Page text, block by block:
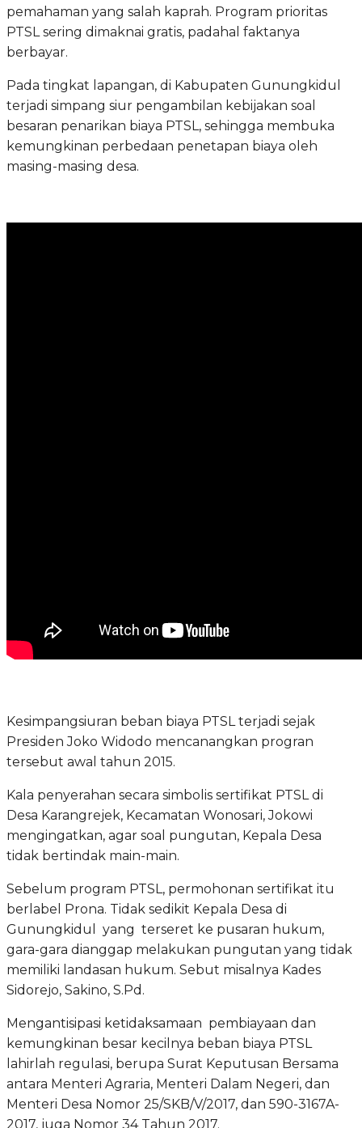
pemahaman yang salah kaprah. Program prioritas
PTSL sering dimaknai gratis, padahal faktanya
berbayar.
Pada tingkat lapangan, di Kabupaten Gunungkidul
terjadi simpang siur pengambilan kebijakan soal
besaran penarikan biaya PTSL, sehingga membuka
kemungkinan perbedaan penetapan biaya oleh
masing-masing desa.
Kesimpangsiuran beban biaya PTSL terjadi sejak
Presiden Joko Widodo mencanangkan progran
tersebut awal tahun 2015.
Kala penyerahan secara simbolis sertifikat PTSL di
Desa Karangrejek, Kecamatan Wonosari, Jokowi
mengingatkan, agar soal pungutan, Kepala Desa
tidak bertindak main-main.
Sebelum program PTSL, permohonan sertifikat itu
berlabel Prona. Tidak sedikit Kepala Desa di
Gunungkidul yang terseret ke pusaran hukum,
gara-gara dianggap melakukan pungutan yang tidak
memiliki landasan hukum. Sebut misalnya Kades
Sidorejo, Sakino, S.Pd.
Mengantisipasi ketidaksamaan pembiayaan dan
kemungkinan besar kecilnya beban biaya PTSL
lahirlah regulasi, berupa Surat Keputusan Bersama
antara Menteri Agraria, Menteri Dalam Negeri, dan
Menteri Desa Nomor 25/SKB/V/2017, dan 590-3167A-
2017, juga Nomor 34 Tahun 2017.